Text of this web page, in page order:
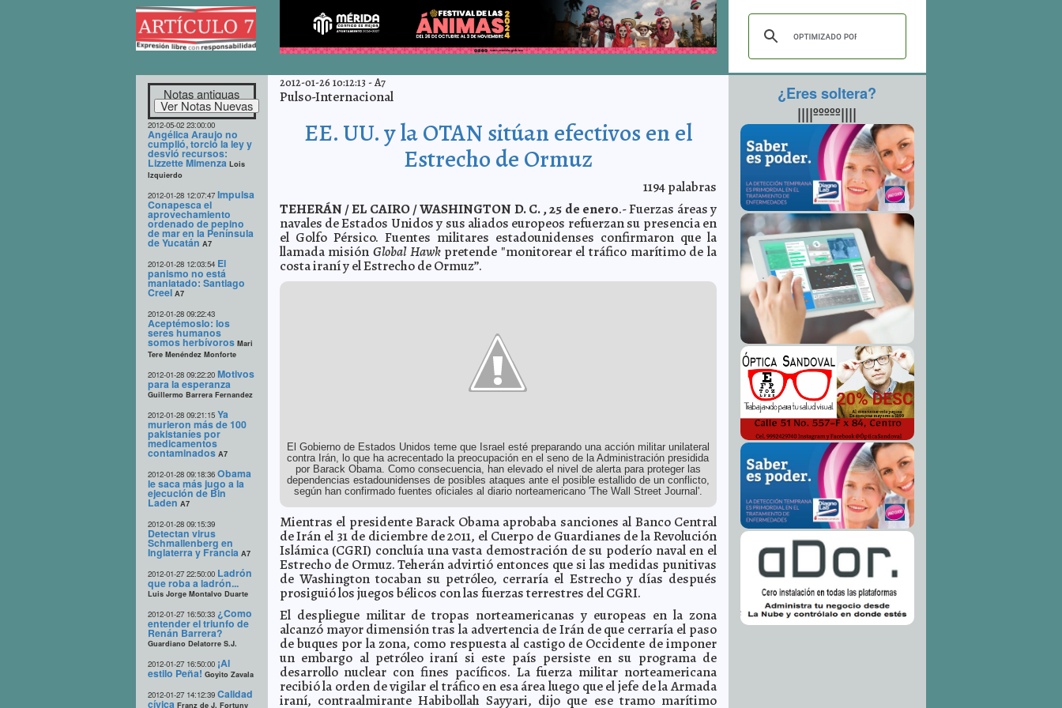
Notas antiguas
2012-05-02 23:00:00
Angélica Araujo no
cumplió, torció la ley y
desvió recursos:
Lizzette Mimenza Lois
Izquierdo
2012-01-28 12:07:47 Impulsa
Conapesca el
aprovechamiento
ordenado de pepino
de mar en la Península
de Yucatán A7
2012-01-28 12:03:54 El
panismo no está
maniatado: Santiago
Creel A7
2012-01-28 09:22:43
Aceptémoslo: los
seres humanos
somos herbívoros Mari
Tere Menéndez Monforte
2012-01-28 09:22:20 Motivos
para la esperanza
Guillermo Barrera Fernandez
2012-01-28 09:21:15 Ya
murieron más de 100
pakistaníes por
medicamentos
contaminados A7
2012-01-28 09:18:36 Obama
le saca más jugo a la
ejecución de Bin
Laden A7
2012-01-28 09:15:39
Detectan virus
Schmallenberg en
Inglaterra y Francia A7
2012-01-27 22:50:00 Ladrón
que roba a ladrón...
Luis Jorge Montalvo Duarte
2012-01-27 16:50:33 ¿Como
entender el triunfo de
Renán Barrera?
Guardiano Delatorre S.J.
2012-01-27 16:50:00 ¡Al
estilo Peña! Goyito Zavala
2012-01-27 14:12:39 Calidad
cívica Franz de J. Fortuny
2012-01-26 10:12:13 -A7
Pulso-Internacional
EE. UU. y la OTAN sitúan efectivos en el
Estrecho de Ormuz
1194palabras
TEHERÁN / EL CAIRO / WASHINGTON D. C. , 25 de enero.- Fuerzas áreas y
navales de Estados Unidos y sus aliados europeos refuerzan su presencia en
el Golfo Pérsico. Fuentes militares estadounidenses confirmaron que la
llamada misión Global Hawkpretende "monitorear el tráfico marítimo de la
costa iraní y el Estrecho de Ormuz”.
El Gobierno de Estados Unidos teme que Israel esté preparando una acción militar unilateral
contra Irán, lo que ha acrecentado la preocupación en el seno de la Administración presidida
por Barack Obama. Como consecuencia, han elevado el nivel de alerta para proteger las
dependencias estadounidenses de posibles ataques ante el posible estallido de un conflicto,
según han confirmado fuentes oficiales al diario norteamericano 'The Wall Street Journal'.
Mientras el presidente Barack Obama aprobaba sanciones al Banco Central
de Irán el 31 de diciembre de 2011 , el Cuerpo de Guardianes de la Revolución
Islámica (CGRI) concluía una vasta demostración de su poderío naval en el
Estrecho de Ormuz. Teherán advirtió entonces que si las medidas punitivas
de Washington tocaban su petróleo, cerraría el Estrecho y días después
prosiguió los juegos bélicos con las fuerzas terrestres del CGRI.
El despliegue militar de tropas norteamericanas y europeas en la zona
alcanzó mayor dimensión tras la advertencia de Irán de que cerraría el paso
de buques por la zona, como respuesta al castigo de Occidente de imponer
un embargo al petróleo iraní si este país persiste en su programa de
desarrollo nuclear con fines pacíficos. La fuerza militar norteamericana
recibió la orden de vigilar el tráfico en esa área luego que el jefe de la Armada
iraní, contraalmirante Habibollah Sayyari, dijo que ese tramo marítimo
¿Eres soltera?
||||ººººº||||